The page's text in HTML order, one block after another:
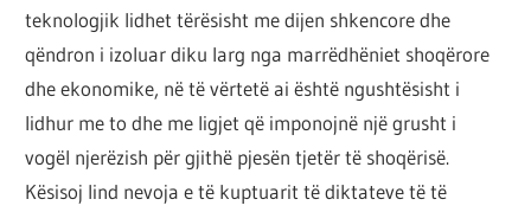
teknologjik lidhet tërësisht me dijen shkencore dhe
qëndron i izoluar diku larg nga marrëdhëniet shoqërore
dhe ekonomike, në të vërtetë ai është ngushtësisht i
lidhur me to dhe me ligjet që imponojnë një grusht i
vogël njerëzish për gjithë pjesën tjetër të shoqërisë.
Kësisoj lind nevoja e të kuptuarit të diktateve të të